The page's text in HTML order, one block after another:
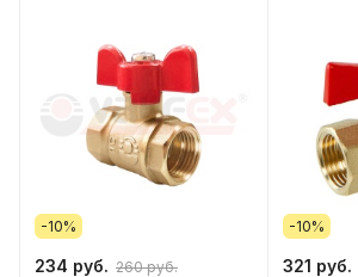
-10%
234 руб. 260 руб.
-10%
321 руб.